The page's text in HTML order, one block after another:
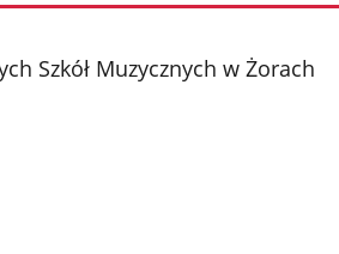
Szkół Muzycznych w Żorach